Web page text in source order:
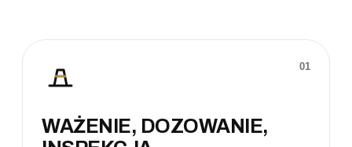
01
WAŻENIE, DOZOWANIE,